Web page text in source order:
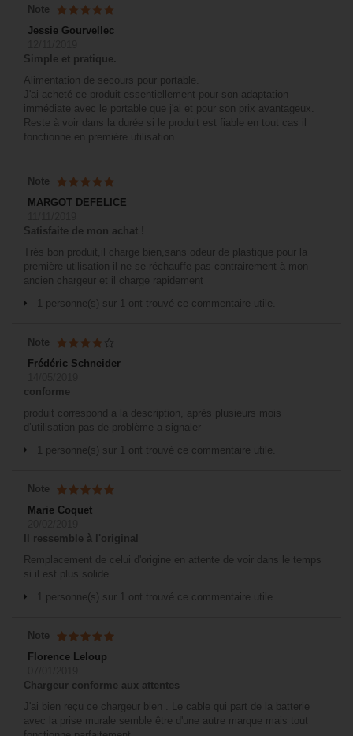
Note
Jessie Gourvellec
Simple et pratique.
Alimentation de secours pour portable.
J'ai acheté ce produit essentiellement pour son adaptation
immédiate avec le portable que j'ai et pour son prix avantageux.
Reste à voir dans la durée si le produit est fiable en tout cas il
fonctionne en première utilisation.
Note
MARGOT DEFELICE
Satisfaite de mon achat !
Trés bon produit,il charge bien,sans odeur de plastique pour la
première utilisation il ne se réchauffe pas contrairement à mon
ancien chargeur et il charge rapidement
1 personne(s) sur 1 ont trouvé ce commentaire utile.
Note
Frédéric Schneider
conforme
produit correspond a la description, après plusieurs mois
d’utilisation pas de problème a signaler
1 personne(s) sur 1 ont trouvé ce commentaire utile.
Note
Marie Coquet
Il ressemble à l'original
Remplacement de celui d'origine en attente de voir dans le temps
si il est plus solide
1 personne(s) sur 1 ont trouvé ce commentaire utile.
Note
Florence Leloup
Chargeur conforme aux attentes
J'ai bien reçu ce chargeur bien . Le cable qui part de la batterie
avec la prise murale semble être d'une autre marque mais tout